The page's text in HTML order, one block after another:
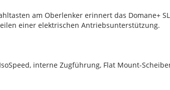
am Oberlenker erinnert das Domane+
einer elektrischen Antriebsunterstützung.
interne Zugführung, Flat Mount-